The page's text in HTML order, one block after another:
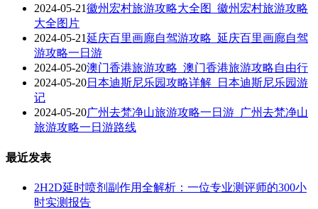
2024-05-21徽州宏村旅游攻略大全图_徽州宏村旅游攻略
大全图片
2024-05-21延庆百里画廊自驾游攻略_延庆百里画廊自驾
游攻略一日游
2024-05-20澳门香港旅游攻略_澳门香港旅游攻略自由行
2024-05-20日本迪斯尼乐园攻略详解_日本迪斯尼乐园游
记
2024-05-20广州去梵净山旅游攻略一日游_广州去梵净山
旅游攻略一日游路线
最近发表
2H2D延时喷剂副作用全解析：一位专业测评师的300小
时实测报告